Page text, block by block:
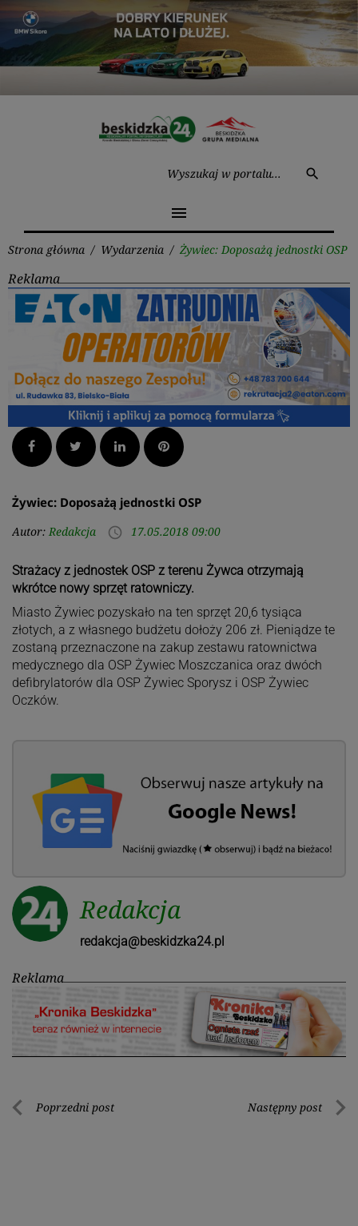
Przejdź
treści
search
menu
Strona główna / Wydarzenia / Żywiec: Doposażą jednostki OSP
Reklama
Facebook Twitter LinkedInPinterest
Żywiec: Doposażą jednostki OSP
Autor: Redakcja access_time 17.05.2018 09:00
Strażacy z jednostek OSP z terenu Żywca otrzymają
wkrótce nowy sprzęt ratowniczy.
Miasto Żywiec pozyskało na ten sprzęt 20,6 tysiąca
złotych, a z własnego budżetu dołoży 206 zł. Pieniądze te
zostaną przeznaczone na zakup zestawu ratownictwa
medycznego dla OSP Żywiec Moszczanica oraz dwóch
defibrylatorów dla OSP Żywiec Sporysz i OSP Żywiec
Oczków.
Redakcja
redakcja@beskidzka24.pl
Reklama
Nawigacja
Poprzedni post Następny post